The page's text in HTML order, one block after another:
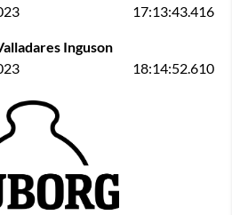
17:13:43.416
Inguson
18:14:52.610